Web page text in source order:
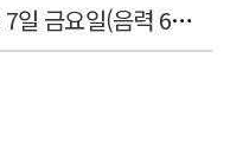
[더사주 오늘의 띠별 운세] <8월 7일 금요일(음력 6월25일)>